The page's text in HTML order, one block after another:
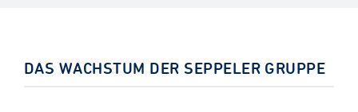
DAS WACHSTUM DER SEPPELER GRUPPE